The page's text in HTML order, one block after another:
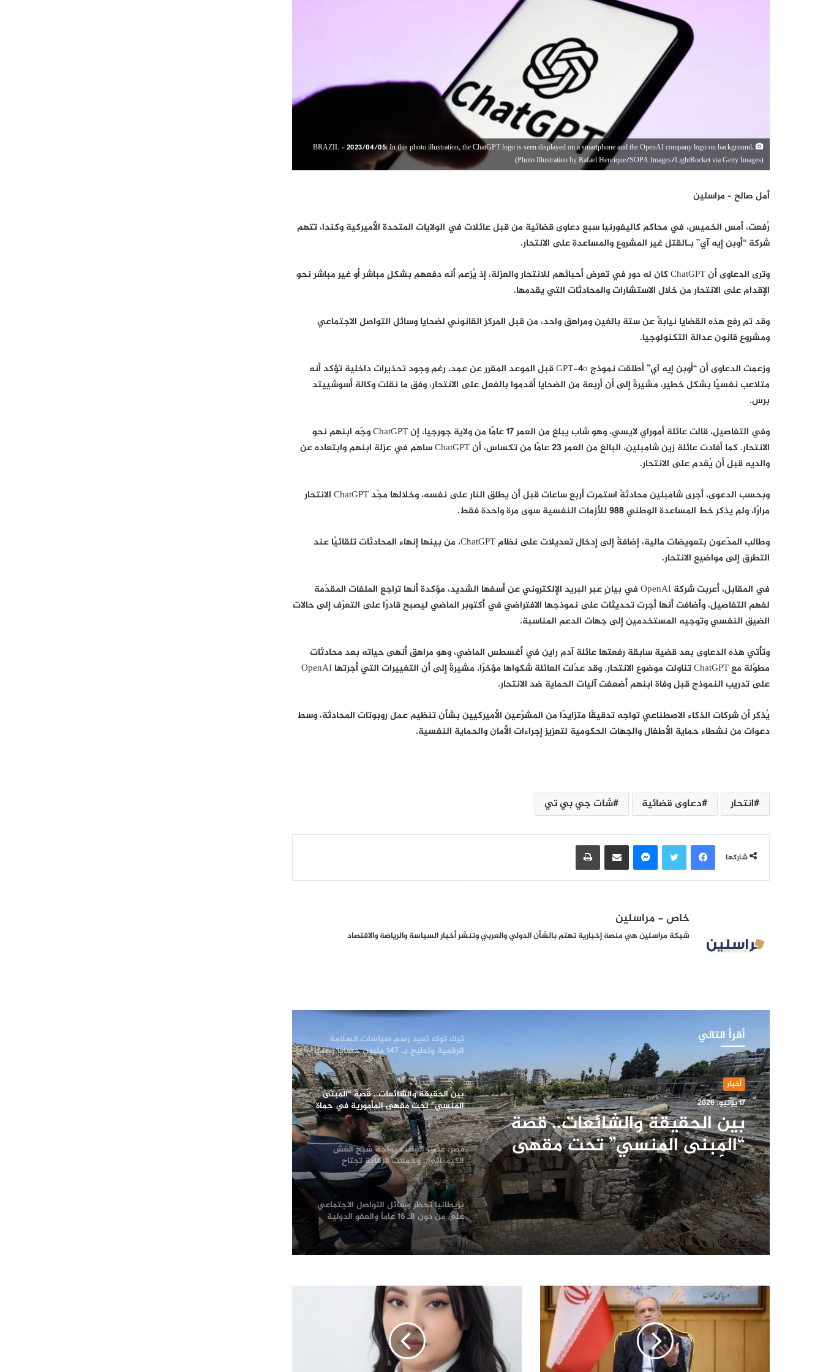
BRAZIL - 2023/04/05: In this photo illustration, the ChatGPT logo is seen displayed on a smartphone and the OpenAI company logo on background.
(Photo Illustration by Rafael Henrique/SOPA Images/LightRocket via Getty Images)
أمل صالح – مراسلين
رُفعت، أمس الخميس، في محاكم كاليفورنيا سبع دعاوى قضائية من قبل عائلات في الولايات المتحدة الأميركية وكندا، تتهم
شركة “أوبن إيه آي” بـالقتل غير المشروع والمساعدة على الانتحار.
وترى الدعاوى أن ChatGPT كان له دور في تعرض أحبائهم للانتحار والعزلة، إذ يُزعم أنه دفعهم بشكلٍ مباشر أو غير مباشر نحو
الإقدام على الانتحار من خلال الاستشارات والمحادثات التي يقدمها.
وقد تم رفع هذه القضايا نيابةً عن ستة بالغين ومراهق واحد، من قبل المركز القانوني لضحايا وسائل التواصل الاجتماعي
ومشروع قانون عدالة التكنولوجيا.
وزعمت الدعاوى أن “أوبن إيه آي” أطلقت نموذج GPT-4o قبل الموعد المقرر عن عمد، رغم وجود تحذيرات داخلية تؤكد أنه
متلاعب نفسيًا بشكل خطير، مشيرةً إلى أن أربعة من الضحايا أقدموا بالفعل على الانتحار، وفق ما نقلت وكالة أسوشييتد
برس.
وفي التفاصيل، قالت عائلة أموراي لايسي، وهو شاب يبلغ من العمر 17 عامًا من ولاية جورجيا، إن ChatGPT وجّه ابنهم نحو
الانتحار. كما أفادت عائلة زين شامبلين، البالغ من العمر 23 عامًا من تكساس، أن ChatGPT ساهم في عزلة ابنهم وابتعاده عن
والديه قبل أن يُقدم على الانتحار.
وبحسب الدعوى، أجرى شامبلين محادثةً استمرت أربع ساعات قبل أن يطلق النار على نفسه، وخلالها مجّد ChatGPT الانتحار
مرارًا، ولم يذكر خط المساعدة الوطني 988 للأزمات النفسية سوى مرة واحدة فقط.
وطالب المدّعون بتعويضات مالية، إضافةً إلى إدخال تعديلات على نظام ChatGPT، من بينها إنهاء المحادثات تلقائيًا عند
التطرق إلى مواضيع الانتحار.
في المقابل، أعربت شركة OpenAI في بيانٍ عبر البريد الإلكتروني عن أسفها الشديد، مؤكدة أنها تراجع الملفات المقدّمة
لفهم التفاصيل، وأضافت أنها أجرت تحديثات على نموذجها الافتراضي في أكتوبر الماضي ليصبح قادرًا على التعرّف إلى حالات
الضيق النفسي وتوجيه المستخدمين إلى جهات الدعم المناسبة.
وتأتي هذه الدعاوى بعد قضية سابقة رفعتها عائلة آدم راين في أغسطس الماضي، وهو مراهق أنهى حياته بعد محادثات
مطوّلة مع ChatGPT تناولت موضوع الانتحار. وقد عدّلت العائلة شكواها مؤخرًا، مشيرةً إلى أن التغييرات التي أجرتها OpenAI
على تدريب النموذج قبل وفاة ابنهم أضعفت آليات الحماية ضد الانتحار.
يُذكر أن شركات الذكاء الاصطناعي تواجه تدقيقًا متزايدًا من المشرّعين الأميركيين بشأن تنظيم عمل روبوتات المحادثة، وسط
دعوات من نشطاء حماية الأطفال والجهات الحكومية لتعزيز إجراءات الأمان والحماية النفسية.
انتحار دعاوى قضائية شات جي بي تي
شاركها
فيسبوكتويتر ماسنجر مشاركة عبر البريد طباعة
خاص - مراسلين
شبكة مراسلين هي منصة إخبارية تهتم بالشأن الدولي والعربي وتنشر أخبار السياسة والرياضة والاقتصاد
أقرأ التالي
أخبار
17 يونيو، 2026
بين الحقيقة والشائعات.. قصة
“المبنى المنسي” تحت مقهى
المأمورية في حماة
جلال.. تفاصيل الساعات الأخيرة من حياتها
​إدمان العصر الرقمي.. هل تفوقت مخاطر
وسائل التواصل الاجتماعي على التدخين؟
تيك توك تعيد رسم سياسات السلامة
الرقمية وتطيح بـ 147 مليون حسابًا وهميًا
بين الحقيقة والشائعات.. قصة “المبنى
المنسي” تحت مقهى المأمورية في حماة
مصر: عصير القصب يواجه شبح الغش
الكيميائي.. وحملات الرقابة تجتاح
المحافظات
بريطانيا تحظر وسائل التواصل الاجتماعي
على من دون الـ 16 عاماً والعفو الدولية
تنتقد
مؤتمر الدبلوماسية الرياضية بالمغرب
يناقش دور الإعلام في صناعة التأثير
الدولي